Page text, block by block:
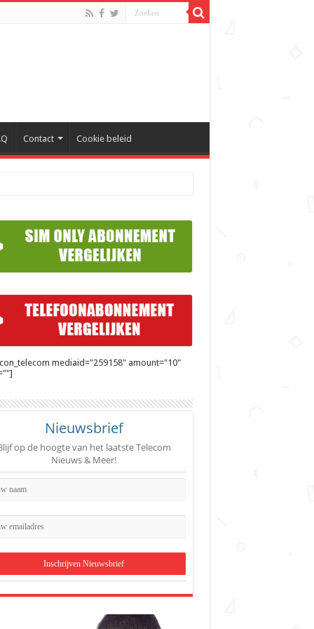
Contact Cookie beleid
mediaid="259158" amount="10"
Nieuwsbrief
op de hoogte van het laatste Telecom
Nieuws & Meer!